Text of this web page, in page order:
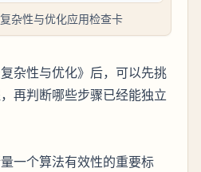
杂性与优化应用检查卡
杂性与优化》后，可以先挑
再判断哪些步骤已经能独立
一个算法有效性的重要标